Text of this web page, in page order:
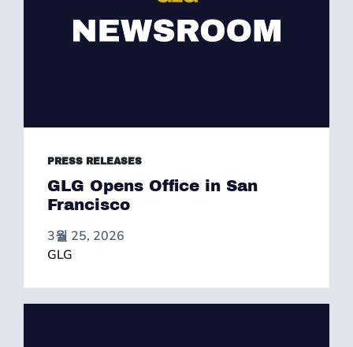
PRESS RELEASES
GLG Opens Office in San
Francisco
3월 25, 2026
GLG